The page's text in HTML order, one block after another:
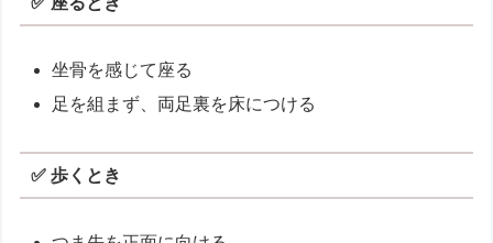
坐骨を感じて座る
足を組まず、両足裏を床につける
✅ 歩くとき